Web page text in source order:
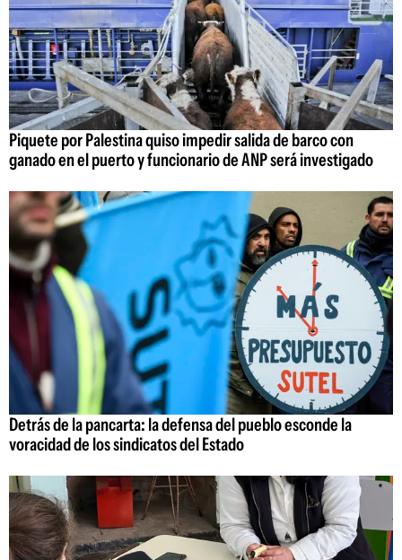
Piquete por Palestina quiso impedir salida de barco con
ganado en el puerto y funcionario de ANP será investigado
Detrás de la pancarta: la defensa del pueblo esconde la
voracidad de los sindicatos del Estado